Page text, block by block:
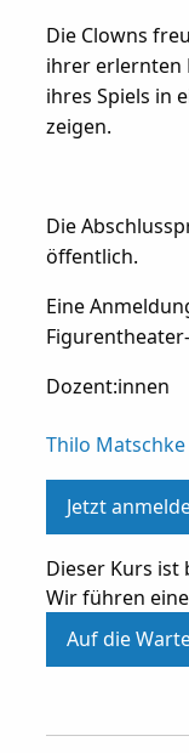
Die Clowns
ihrer erlernten
ihres Spiels in
zeigen.
Die
öffentlich.
Eine
Dozent:innen
Thilo Matschke
Jetzt
Dieser Kurs ist
Wir führen
Auf die